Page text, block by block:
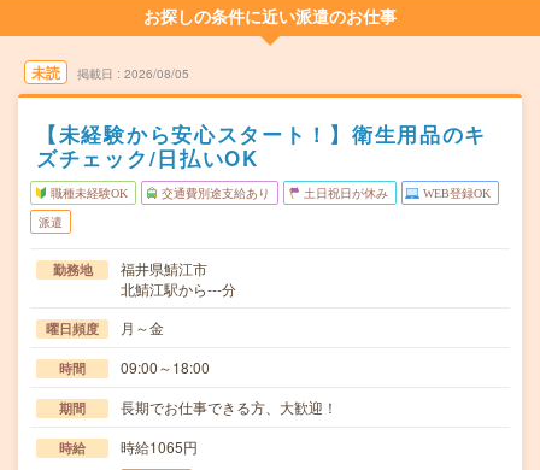
お探しの条件に近い派遣のお仕事
未読 掲載日 2026/08/05
【未経験から安心スタート！】衛生用品のキ
ズチェック/日払いOK
職種未経験OK 交通費別途支給あり 土日祝日が休み WEB登録OK
派遣
勤務地
福井県鯖江市
北鯖江駅から---分
曜日頻度 月～金
時間 09:00～18:00
期間 長期でお仕事できる方、大歓迎！
時給 時給1065円